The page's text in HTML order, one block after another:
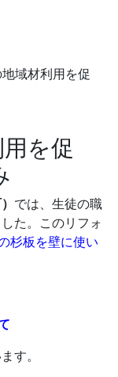
域材利用を促
を促
では、生徒の職
た。このリフォ
杉板を壁に使い
す。